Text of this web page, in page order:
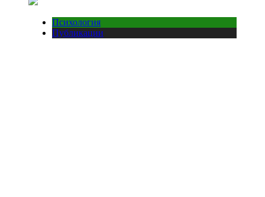
Психология
Публикации